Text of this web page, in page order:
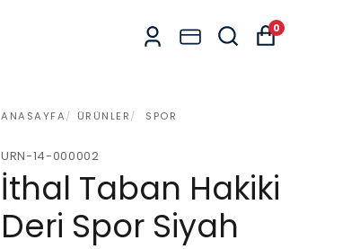
0
ANASAYFA ÜRÜNLER SPOR
URN-14-000002
İthal Taban Hakiki
Deri Spor Siyah